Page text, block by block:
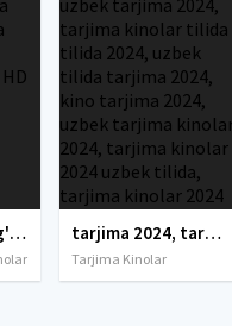
Sirtlon so'qmog'i / Sirtlon yo'li Premyera Kanada filmi Uzbek tilida O'zbekcha 2015 tarjima kino Full HD tas-ix skachat tarjima 2024, tarjima kinolar 2024, uzbek tarjima 2024, tarjima kinolar tilida tilida 2024, uzbek tilida tarjima 2024, kino tarjima 2024, uzbek tarjima kinolar 2024, tarjima kinolar 2024 uzbek tilida, tarjima kinolar 2024 o zbek, tarjima kinolar 2024
Tarjima Kinolar